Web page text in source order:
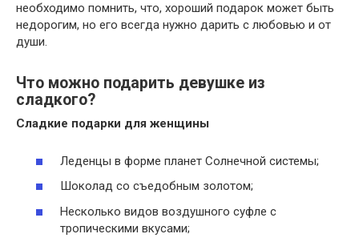
необходимо помнить, что, хороший подарок может быть
недорогим, но его всегда нужно дарить с любовью и от
души.
Что можно подарить девушке из
сладкого?
Сладкие подарки для женщины
Леденцы в форме планет Солнечной системы;
Шоколад со съедобным золотом;
Несколько видов воздушного суфле с
тропическими вкусами;